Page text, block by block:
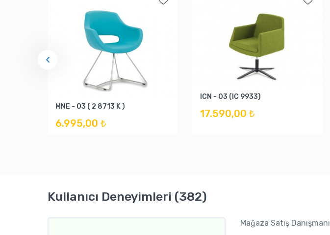
MNE - 03 ( 2 8713 K )
6.995,00 ₺
ICN - 03 (IC 9933)
17.590,00 ₺
Kullanıcı Deneyimleri (382)
Mağaza Satış Danışmanı